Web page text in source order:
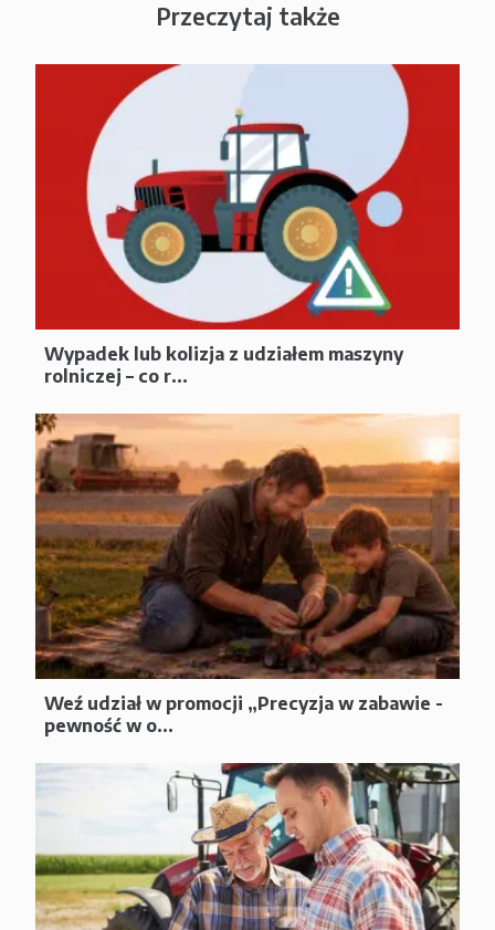
Przeczytaj także
Wypadek lub kolizja z udziałem maszyny
rolniczej – co r...
Weź udział w promocji „Precyzja w zabawie -
pewność w o...